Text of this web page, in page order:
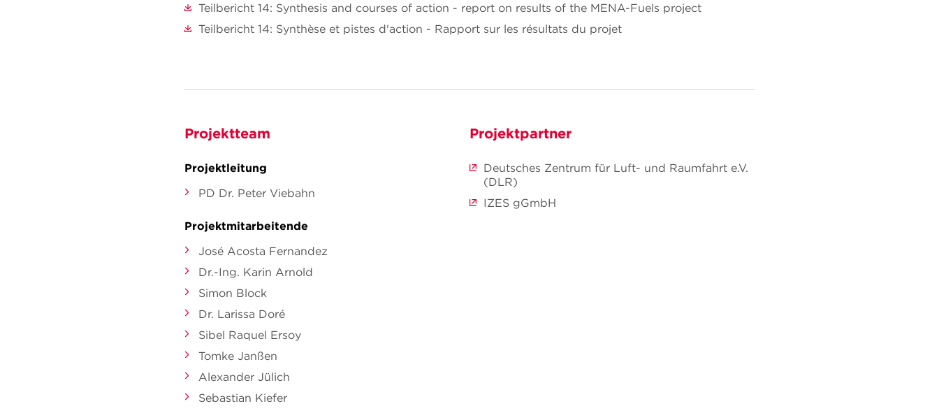
Teilbericht 14: Synthesis and courses of action - report on results of the MENA-Fuels project
Teilbericht 14: Synthèse et pistes d'action - Rapport sur les résultats du projet
Projektteam
Projektleitung
PD Dr. Peter Viebahn
Projektmitarbeitende
José Acosta Fernandez
Dr.-Ing. Karin Arnold
Simon Block
Dr. Larissa Doré
Sibel Raquel Ersoy
Tomke Janßen
Alexander Jülich
Sebastian Kiefer
Projektpartner
Deutsches Zentrum für Luft- und Raumfahrt e.V.
(DLR)
IZES gGmbH